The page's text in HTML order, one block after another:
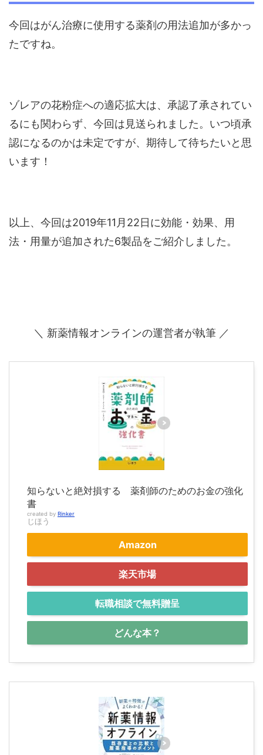
今回はがん治療に使用する薬剤の用法追加が多かっ
たですね。
ゾレアの花粉症への適応拡大は、承認了承されてい
るにも関わらず、今回は見送られました。いつ頃承
認になるのかは未定ですが、期待して待ちたいと思
います！
以上、今回は2019年11月22日に効能・効果、用
法・用量が追加された6製品をご紹介しました。
＼ 新薬情報オンラインの運営者が執筆 ／
知らないと絶対損する 薬剤師のためのお金の強化
書
created by Rinker
じほう
Amazon
楽天市場
転職相談で無料贈呈
どんな本？